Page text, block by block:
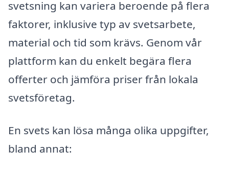
svetsning kan variera beroende på flera
faktorer, inklusive typ av svetsarbete,
material och tid som krävs. Genom vår
plattform kan du enkelt begära flera
offerter och jämföra priser från lokala
svetsföretag.
En svets kan lösa många olika uppgifter,
bland annat: